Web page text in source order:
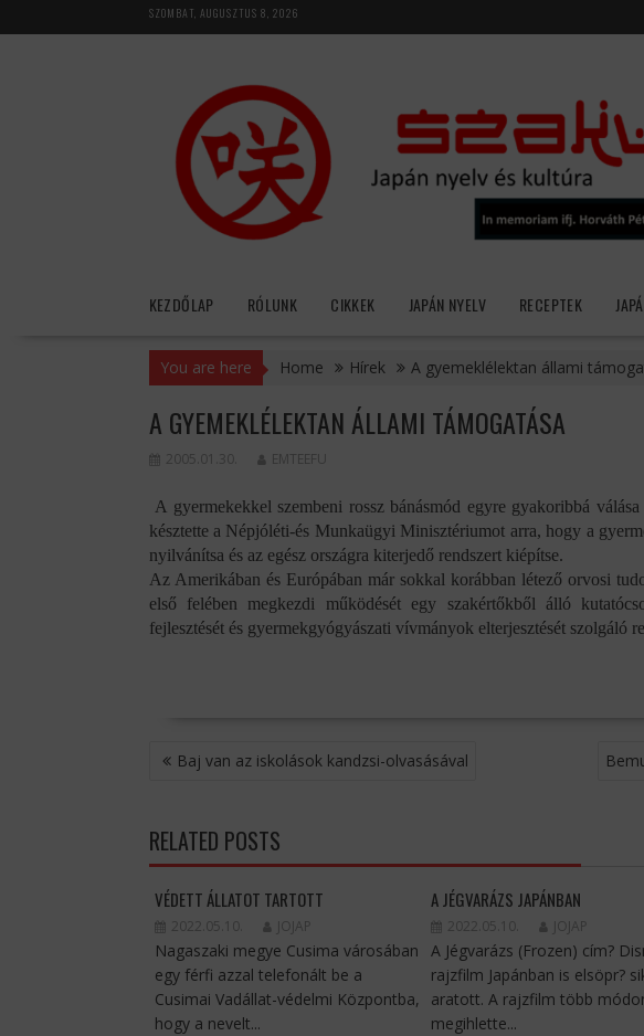
to
SZOMBAT, AUGUSZTUS 8, 2026
KEZDŐLAP RÓLUNK CIKKEK JAPÁN NYELV RECEPTEK
You are here Home Hírek A gyemeklélektan állami
A GYEMEKLÉLEKTAN ÁLLAMI TÁMOGATÁSA
2005.01.30. EMTEEFU
A gyermekekkel szembeni rossz bánásmód egyre gyakoribbá
késztette a Népjóléti-és Munkaügyi Minisztériumot arra, hogy a
nyilvánítsa és az egész országra kiterjedő rendszert kiépítse.
Az Amerikában és Európában már sokkal korábban létező orvosi
első felében megkezdi működését egy szakértőkből álló
fejlesztését és gyermekgyógyászati vívmányok elterjesztését szolgáló
BEJEGYZÉS
NAVIGÁCIÓ
Baj van az iskolások kandzsi-olvasásával
RELATED POSTS
VÉDETT ÁLLATOT TARTOTT
2022.05.10. JOJAP
Nagaszaki megye Cusima városában
egy férfi azzal telefonált be a
Cusimai Vadállat-védelmi Központba,
hogy a nevelt...
A JÉGVARÁZS JAPÁNBAN
2022.05.10. JOJAP
A Jégvarázs (Frozen) cím?
rajzfilm Japánban is elsöpr?
aratott. A rajzfilm több
megihlette...